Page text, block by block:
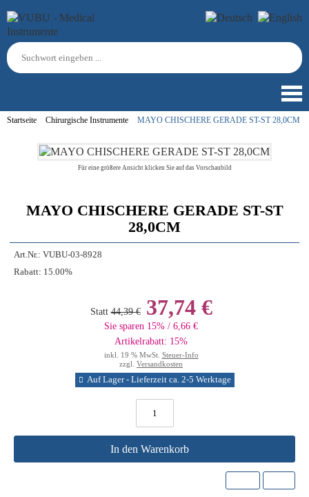
Startseite Chirurgische Instrumente MAYO CHISCHERE GERADE ST-ST 28,0CM
Für eine größere Ansicht klicken Sie auf das Vorschaubild
MAYO CHISCHERE GERADE ST-ST
28,0CM
Art.Nr.: VUBU-03-8928
Rabatt: 15.00%
Statt 44,39 €37,74 €
Sie sparen 15% / 6,66 €
Artikelrabatt: 15%
inkl. 19 % MwSt. Steuer-Info
zzgl. Versandkosten
Auf Lager - Lieferzeit ca. 2-5 Werktage
In den Warenkorb